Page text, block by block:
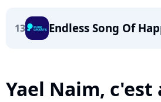
13 Endless Song Of
Yael Naim, c'est